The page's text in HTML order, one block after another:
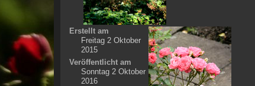
Erstellt am
Freitag 2 Oktober
2015
Veröffentlicht am
Sonntag 2 Oktober
2016